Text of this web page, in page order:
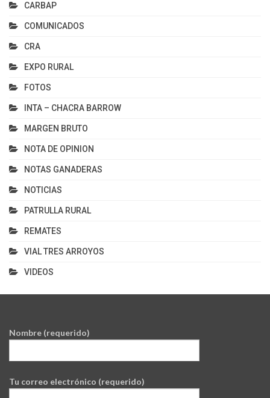
CARBAP
COMUNICADOS
CRA
EXPO RURAL
FOTOS
INTA – CHACRA BARROW
MARGEN BRUTO
NOTA DE OPINION
NOTAS GANADERAS
NOTICIAS
PATRULLA RURAL
REMATES
VIAL TRES ARROYOS
VIDEOS
Nombre (requerido)
Tu correo electrónico (requerido)